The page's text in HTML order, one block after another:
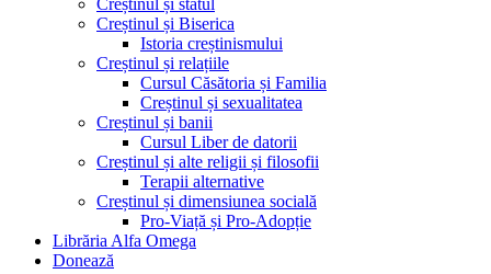
Creștinul și statul
Creștinul și Biserica
Istoria creștinismului
Creștinul și relațiile
Cursul Căsătoria și Familia
Creștinul și sexualitatea
Creștinul și banii
Cursul Liber de datorii
Creștinul și alte religii și filosofii
Terapii alternative
Creștinul și dimensiunea socială
Pro-Viață și Pro-Adopție
Librăria Alfa Omega
Donează